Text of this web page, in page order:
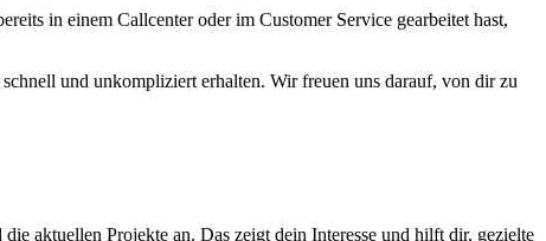
in einem Callcenter oder im Customer Service gearbeitet hast,
und unkompliziert erhalten. Wir freuen uns darauf, von dir zu
aktuellen Projekte an. Das zeigt dein Interesse und hilft dir, gezielte